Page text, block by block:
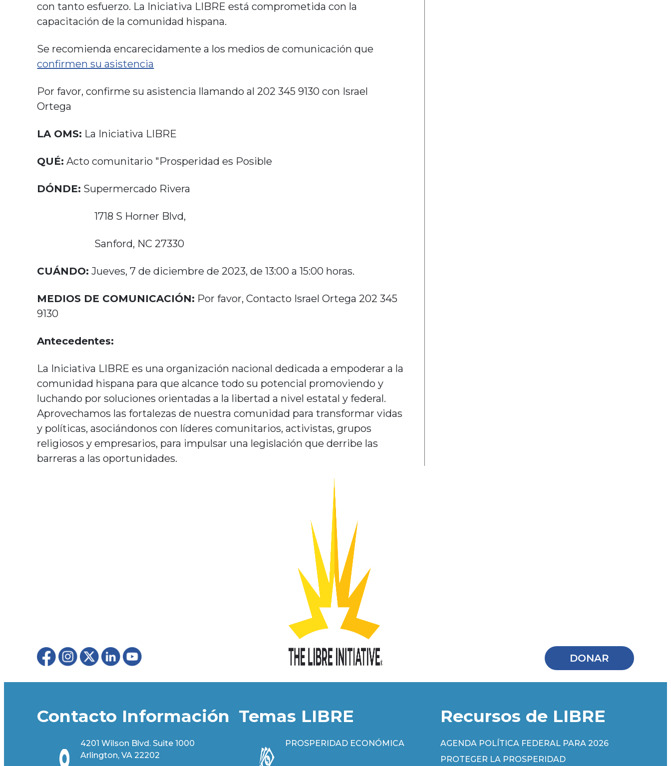
con tanto esfuerzo. La Iniciativa LIBRE está comprometida con la
capacitación de la comunidad hispana.
Se recomienda encarecidamente a los medios de comunicación que
confirmen su asistencia
Por favor, confirme su asistencia llamando al 202 345 9130 con Israel
Ortega
LA OMS: La Iniciativa LIBRE
QUÉ: Acto comunitario "Prosperidad es Posible
DÓNDE: Supermercado Rivera
1718 S Horner Blvd,
Sanford, NC 27330
CUÁNDO: Jueves, 7 de diciembre de 2023, de 13:00 a 15:00 horas.
MEDIOS DE COMUNICACIÓN: Por favor, Contacto Israel Ortega 202 345
9130
Antecedentes:
La Iniciativa LIBRE es una organización nacional dedicada a empoderar a la
comunidad hispana para que alcance todo su potencial promoviendo y
luchando por soluciones orientadas a la libertad a nivel estatal y federal.
Aprovechamos las fortalezas de nuestra comunidad para transformar vidas
y políticas, asociándonos con líderes comunitarios, activistas, grupos
religiosos y empresarios, para impulsar una legislación que derribe las
barreras a las oportunidades.
DONAR
Contacto Información
4201 Wilson Blvd. Suite 1000
Arlington, VA 22202
Temas LIBRE
PROSPERIDAD ECONÓMICA
Recursos de LIBRE
AGENDA POLÍTICA FEDERAL PARA 2026
PROTEGER LA PROSPERIDAD